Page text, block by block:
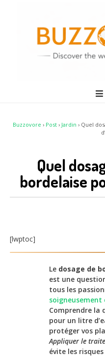
Buzzovore › Post› Jardin › Quel
Quel
bordelaise
[lwptoc]
Le dosage de
est une
tous les
Comprendre la
pour un litre
protéger vos
Appliquer le
évite les